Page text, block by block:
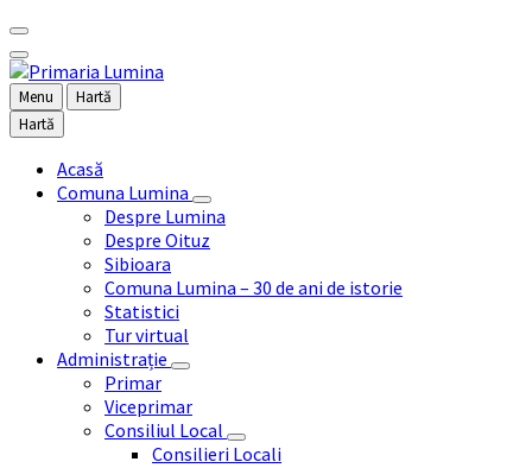
Menu
Hartă
Hartă
Acasă
Comuna Lumina
Despre Lumina
Despre Oituz
Sibioara
Comuna Lumina – 30 de ani de istorie
Statistici
Tur virtual
Administrație
Primar
Viceprimar
Consiliul Local
Consilieri Locali